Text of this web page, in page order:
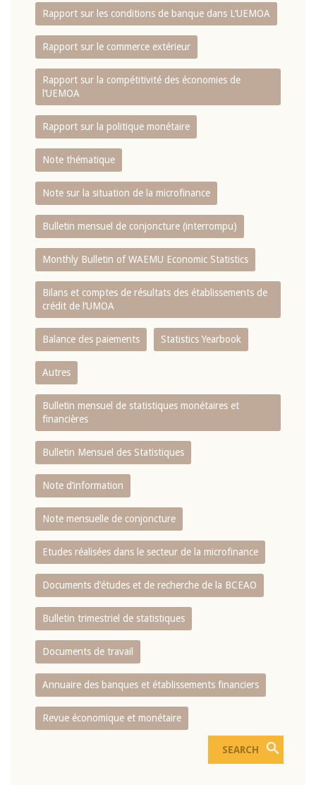
Rapport sur les conditions de banque dans L‘UEMOA
Rapport sur le commerce extérieur
Rapport sur la compétitivité des économies de
l‘UEMOA
Rapport sur la politique monétaire
Note thématique
Note sur la situation de la microfinance
Bulletin mensuel de conjoncture (interrompu)
Monthly Bulletin of WAEMU Economic Statistics
Bilans et comptes de résultats des établissements de
crédit de l‘UMOA
Balance des paiements Statistics Yearbook
Autres
Bulletin mensuel de statistiques monétaires et
financières
Bulletin Mensuel des Statistiques
Note d’information
Note mensuelle de conjoncture
Etudes réalisées dans le secteur de la microfinance
Documents d’études et de recherche de la BCEAO
Bulletin trimestriel de statistiques
Documents de travail
Annuaire des banques et établissements financiers
Revue économique et monétaire